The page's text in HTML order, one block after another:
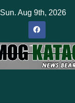
Sun. Aug 9th, 2026